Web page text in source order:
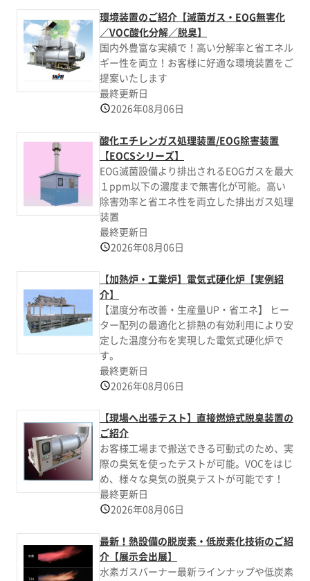
環境装置のご紹介【滅菌ガス・EOG無害化
／VOC酸化分解／脱臭】
国内外豊富な実績で！高い分解率と省エネル
ギー性を両立！お客様に好適な環境装置をご
提案いたします
最終更新日
2026年08月06日
酸化エチレンガス処理装置/EOG除害装置
【EOCSシリーズ】
EOG滅菌設備より排出されるEOGガスを最大
１ppm以下の濃度まで無害化が可能。高い
除害効率と省エネ性を両立した排出ガス処理
装置
最終更新日
2026年08月06日
【加熱炉・工業炉】電気式硬化炉【実例紹
介】
【温度分布改善・生産量UP・省エネ】 ヒー
ター配列の最適化と排熱の有効利用により安
定した温度分布を実現した電気式硬化炉で
す。
最終更新日
2026年08月06日
【現場へ出張テスト】直接燃焼式脱臭装置の
ご紹介
お客様工場まで搬送できる可動式のため、実
際の臭気を使ったテストが可能。VOCをはじ
め、様々な臭気の脱臭テストが可能です！
最終更新日
2026年08月06日
最新！熱設備の脱炭素・低炭素化技術のご紹
介【展示会出展】
水素ガスバーナー最新ラインナップや低炭素